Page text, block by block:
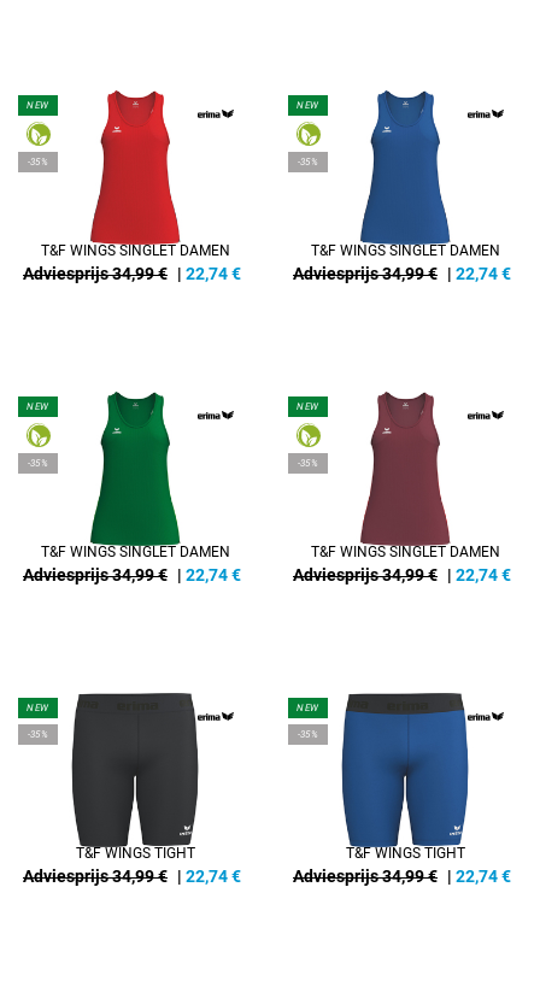
NEW
-35%
T&F WINGS SINGLET DAMEN
Adviesprijs 34,99 € | 22,74€
NEW
-35%
T&F WINGS SINGLET DAMEN
Adviesprijs 34,99 € | 22,74€
NEW
-35%
T&F WINGS SINGLET DAMEN
Adviesprijs 34,99 € | 22,74€
NEW
-35%
T&F WINGS SINGLET DAMEN
Adviesprijs 34,99 € | 22,74€
NEW
-35%
T&F WINGS TIGHT
Adviesprijs 34,99 € | 22,74€
NEW
-35%
T&F WINGS TIGHT
Adviesprijs 34,99 € | 22,74€